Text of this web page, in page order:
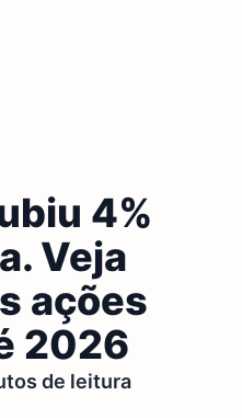
4%
Veja
ações
2026
de leitura